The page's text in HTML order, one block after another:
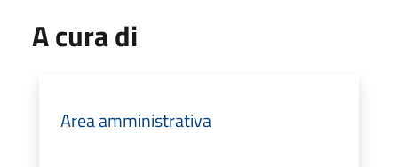
A cura di
Area amministrativa